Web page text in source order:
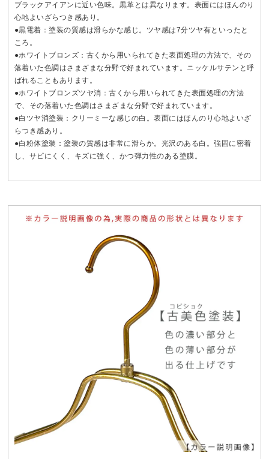
ブラックアイアンに近い色味。黒革とは異なります。表面にはほんのり
心地よいざらつき感あり。
●黒電着：塗装の質感は滑らかな感じ。ツヤ感は7分ツヤ有といったと
ころ。
●ホワイトブロンズ：古くから用いられてきた表面処理の方法で、その
落着いた色調はさまざまな分野で好まれています。ニッケルサテンと呼
ばれることもあります。
●ホワイトブロンズツヤ消：古くから用いられてきた表面処理の方法
で、その落着いた色調はさまざまな分野で好まれています。
●白ツヤ消塗装：クリーミーな感じの白。表面にはほんのり心地よいざ
らつき感あり。
●白粉体塗装：塗装の質感は非常に滑らか。光沢のある白。強固に密着
し、サビにくく、キズに強く、かつ弾力性のある塗膜。